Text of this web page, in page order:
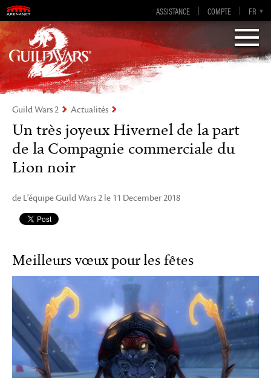
ASSISTANCE COMPTE FR
EN
DE
ES
EN-GB
Visions of Eternity
Guild Wars 2
Guild Wars 2 Actualités
Un très joyeux Hivernel de la part
de la Compagnie commerciale du
Lion noir
de L'équipe Guild Wars 2 le 11 December 2018
Meilleurs vœux pour les fêtes